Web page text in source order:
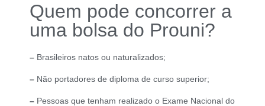
Quem pode concorrer a
uma bolsa do Prouni?
– Brasileiros natos ou naturalizados;
– Não portadores de diploma de curso superior;
– Pessoas que tenham realizado o Exame Nacional do